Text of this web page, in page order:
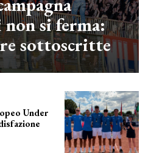
si ferma:
sottoscritte
Under